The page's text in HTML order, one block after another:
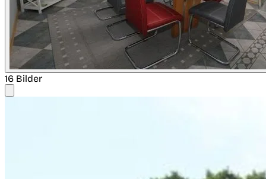
16 Bilder